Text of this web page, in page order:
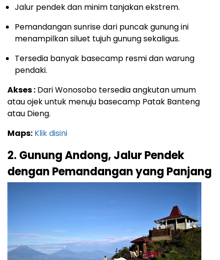
Jalur pendek dan minim tanjakan ekstrem.
Pemandangan sunrise dari puncak gunung ini
menampilkan siluet tujuh gunung sekaligus.
Tersedia banyak basecamp resmi dan warung
pendaki.
Akses : Dari Wonosobo tersedia angkutan umum
atau ojek untuk menuju basecamp Patak Banteng
atau Dieng.
Maps: Klik disini
2. Gunung Andong, Jalur Pendek
dengan Pemandangan yang Panjang